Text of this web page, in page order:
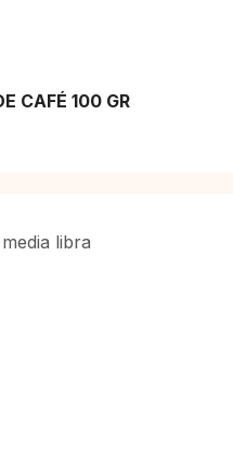
CAFÉ 100 GR